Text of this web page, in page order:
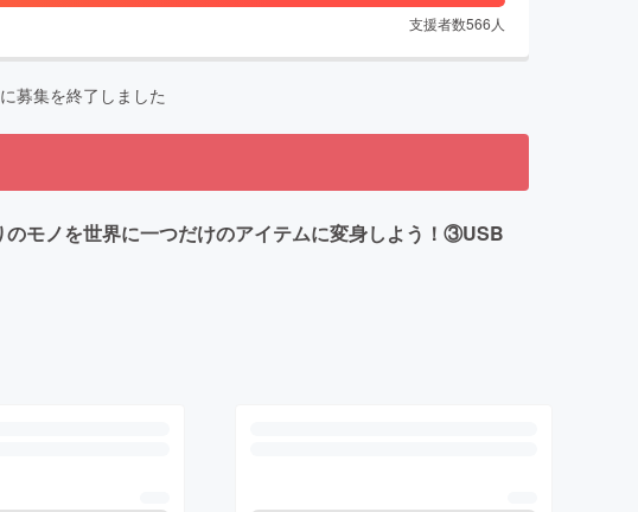
支援者数566 人
に募集を終了しました
モノを世界に一つだけのアイテムに変身しよう！③USB